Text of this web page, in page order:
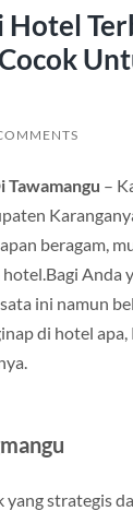
Hotel
Tawamangu –
beragam,
Anda
ini namun
di hotel apa,
strategis